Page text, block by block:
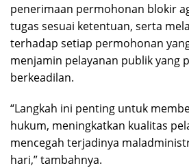
penerimaan permohonan blokir
tugas sesuai ketentuan, serta
terhadap setiap permohonan
menjamin pelayanan publik yang
berkeadilan.
“Langkah ini penting untuk
hukum, meningkatkan kualitas
mencegah terjadinya
hari,” tambahnya.